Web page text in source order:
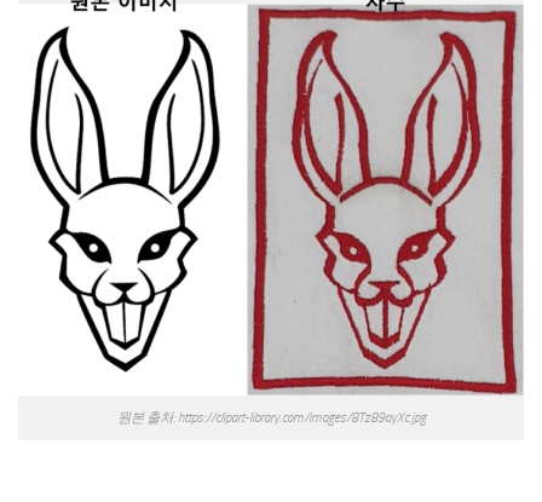
원본 출처: https://clipart-library.com/images/8Tz89ayXc.jpg